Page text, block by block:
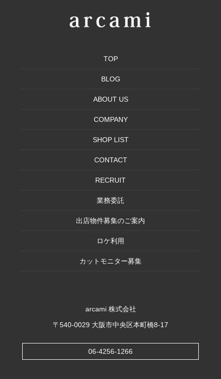
TOP
BLOG
ABOUT US
COMPANY
SHOP LIST
CONTACT
RECRUIT
業務委託
出店物件募集のご案内
ロケ利用
カットモニター募集
arcami 株式会社
〒540-0029 大阪市中央区本町橋8-17
06-4256-1266